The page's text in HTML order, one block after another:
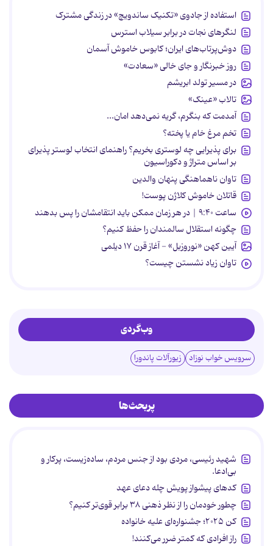
استفاده از جادوی «تکنیک ساندویچ» در زندگی مشترک
لنگرهای نجات در برابر سیلاب استرس
دوش‌پرتاب‌های ایران؛ کابوس خاموش آسمان
روز خبرنگار و جای خالی «سعادت»
در مسیر تولد ابریشم
تالاب «عینک»
آمدمت که بنگرم، گریه نمی‌دهد امان...
تخم مرغ خام یا پخته؟
برای پذیرایی چه لوستری بخریم؟ راهنمای انتخاب لوستر پذیرای
بر اساس متراژ و دکوراسیون
تاوان ناهماهنگی پنهان والدین
قاتلان خاموش کلاژن پوست!
ساعت ۹:۴۰ | در هر زمان ممکن باید انتقامشان را پس بدهند
چگونه استقلال سالمندان را حفظ کنیم؟
آیین کهن «نوروزبل» - آغاز قرن ۱۷ دیلمی
تاوان زیاد نشستن چیست؟
وب‌گردی
سرویس خواب نوزاد زیورآلات پاندورا
پربحث‌ها
شهید رئیسی، مردی بود از جنس مردم، ساده‌زیست، پرکار و
بی‌ادعا.
کدهای پیشواز پویش چله دعای عهد
چطور خودمان را از نظر ذهنی ۳۸ برابر قوی‌تر کنیم؟
کن ۲۰۲۵؛ جشنواره‌ای علیه خانواده
راز افرادی که کمتر ضرر می‌کنند!